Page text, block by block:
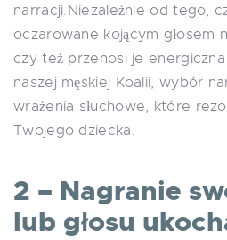
narracji.Niezależnie od tego,
oczarowane kojącym głosem
czy też przenosi je
naszej męskiej Koalii, wybór
wrażenia słuchowe, które
Twojego dziecka.
2 – Nagranie
lub głosu